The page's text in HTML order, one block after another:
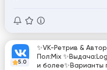
5.0
✨VK-Ретрив &
Пол:Mix
и более✨Варианты